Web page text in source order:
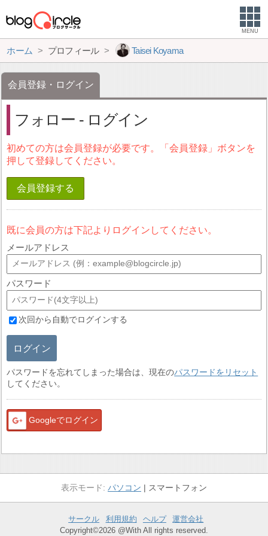
MENU
ホーム プロフィール Taisei Koyama
会員登録・ログイン
フォロー - ログイン
初めての方は会員登録が必要です。「会員登録」ボタンを
押して登録してください。
会員登録する
既に会員の方は下記よりログインしてください。
メールアドレス
パスワード
次回から自動でログインする
ログイン
パスワードを忘れてしまった場合は、現在のパスワードをリセット
してください。
Googleでログイン
パソコン スマートフォン
サークル 利用規約 ヘルプ
運営会社
Copyright©2026 @With All rights reserved.